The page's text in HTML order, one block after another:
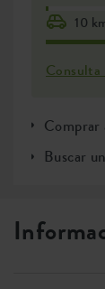
10
Consulta
Comprar
Buscar